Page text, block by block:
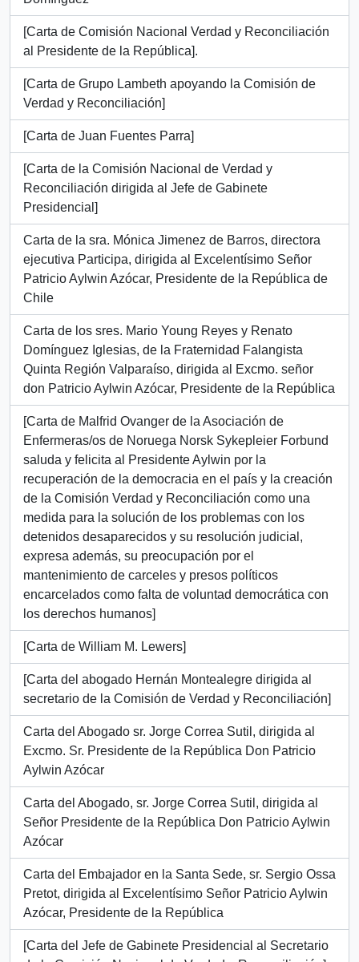
[Carta de Comisión Nacional Verdad y Reconciliación
al Presidente de la República].
[Carta de Grupo Lambeth apoyando la Comisión de
Verdad y Reconciliación]
[Carta de Juan Fuentes Parra]
[Carta de la Comisión Nacional de Verdad y
Reconciliación dirigida al Jefe de Gabinete
Presidencial]
Carta de la sra. Mónica Jimenez de Barros, directora
ejecutiva Participa, dirigida al Excelentísimo Señor
Patricio Aylwin Azócar, Presidente de la República de
Chile
Carta de los sres. Mario Young Reyes y Renato
Domínguez Iglesias, de la Fraternidad Falangista
Quinta Región Valparaíso, dirigida al Excmo. señor
don Patricio Aylwin Azócar, Presidente de la República
[Carta de Malfrid Ovanger de la Asociación de
Enfermeras/os de Noruega Norsk Sykepleier Forbund
saluda y felicita al Presidente Aylwin por la
recuperación de la democracia en el país y la creación
de la Comisión Verdad y Reconciliación como una
medida para la solución de los problemas con los
detenidos desaparecidos y su resolución judicial,
expresa además, su preocupación por el
mantenimiento de carceles y presos políticos
encarcelados como falta de voluntad democrática con
los derechos humanos]
[Carta de William M. Lewers]
[Carta del abogado Hernán Montealegre dirigida al
secretario de la Comisión de Verdad y Reconciliación]
Carta del Abogado sr. Jorge Correa Sutil, dirigida al
Excmo. Sr. Presidente de la República Don Patricio
Aylwin Azócar
Carta del Abogado, sr. Jorge Correa Sutil, dirigida al
Señor Presidente de la República Don Patricio Aylwin
Azócar
Carta del Embajador en la Santa Sede, sr. Sergio Ossa
Pretot, dirigida al Excelentísimo Señor Patricio Aylwin
Azócar, Presidente de la República
[Carta del Jefe de Gabinete Presidencial al Secretario